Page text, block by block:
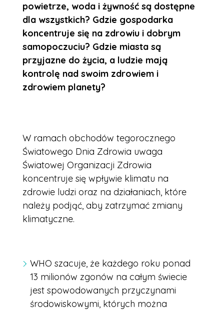
powietrze, woda i żywność są dostępne
dla wszystkich? Gdzie gospodarka
koncentruje się na zdrowiu i dobrym
samopoczuciu? Gdzie miasta są
przyjazne do życia, a ludzie mają
kontrolę nad swoim zdrowiem i
zdrowiem planety?
W ramach obchodów tegorocznego
Światowego Dnia Zdrowia uwaga
Światowej Organizacji Zdrowia
koncentruje się wpływie klimatu na
zdrowie ludzi oraz na działaniach, które
należy podjąć, aby zatrzymać zmiany
klimatyczne.
WHO szacuje, że każdego roku ponad
13 milionów zgonów na całym świecie
jest spowodowanych przyczynami
środowiskowymi, których można